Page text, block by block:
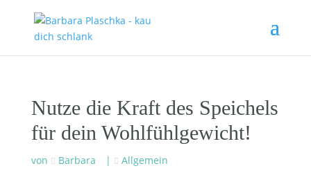
Nutze die Kraft des Speichels
für dein Wohlfühlgewicht!
von Barbara | Allgemein